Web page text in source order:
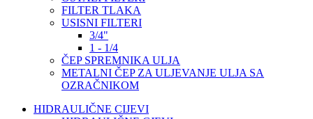
FILTER TLAKA
USISNI FILTERI
3/4"
1 - 1/4
ČEP SPREMNIKA ULJA
METALNI ČEP ZA ULJEVANJE ULJA SA
OZRAČNIKOM
HIDRAULIČNE CIJEVI